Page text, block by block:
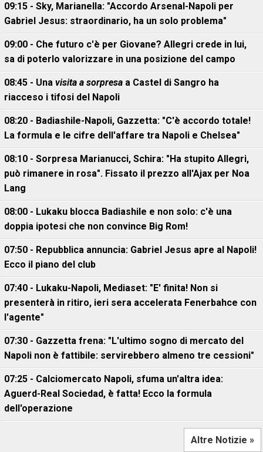
09:15 - Sky, Marianella: "Accordo Arsenal-Napoli per
Gabriel Jesus: straordinario, ha un solo problema"
09:00 - Che futuro c'è per Giovane? Allegri crede in lui,
sa di poterlo valorizzare in una posizione del campo
08:45 - Una visita a sorpresa a Castel di Sangro ha
riacceso i tifosi del Napoli
08:20 - Badiashile-Napoli, Gazzetta: "C'è accordo totale!
La formula e le cifre dell'affare tra Napoli e Chelsea"
08:10 - Sorpresa Marianucci, Schira: "Ha stupito Allegri,
può rimanere in rosa". Fissato il prezzo all'Ajax per Noa
Lang
08:00 - Lukaku blocca Badiashile e non solo: c'è una
doppia ipotesi che non convince Big Rom!
07:50 - Repubblica annuncia: Gabriel Jesus apre al Napoli!
Ecco il piano del club
07:40 - Lukaku-Napoli, Mediaset: "E' finita! Non si
presenterà in ritiro, ieri sera accelerata Fenerbahce con
l'agente"
07:30 - Gazzetta frena: "L'ultimo sogno di mercato del
Napoli non è fattibile: servirebbero almeno tre cessioni"
07:25 - Calciomercato Napoli, sfuma un'altra idea:
Aguerd-Real Sociedad, è fatta! Ecco la formula
dell'operazione
Altre Notizie »